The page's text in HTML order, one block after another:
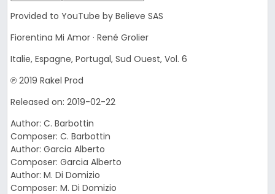
Provided to YouTube by Believe SAS
Fiorentina Mi Amor · René Grolier
Italie, Espagne, Portugal, Sud Ouest, Vol. 6
℗ 2019 Rakel Prod
Released on: 2019-02-22
Author: C. Barbottin
Composer: C. Barbottin
Author: Garcia Alberto
Composer: Garcia Alberto
Author: M. Di Domizio
Composer: M. Di Domizio